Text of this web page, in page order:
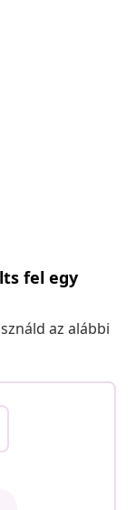
fel egy
az alábbi